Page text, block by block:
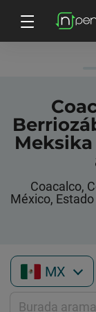
Meksika
Coacalco,
México,
MX